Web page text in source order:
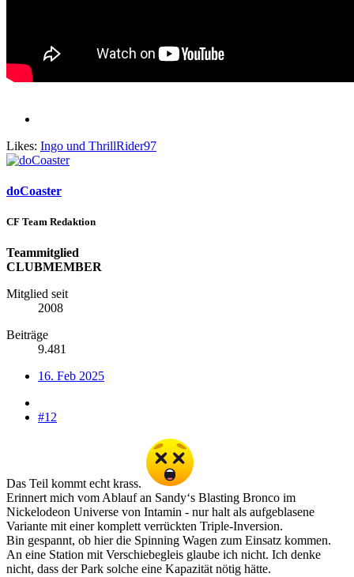
Likes: Ingo und ThrillRider97
doCoaster
CF Team Redaktion
Teammitglied
CLUBMEMBER
Mitglied seit
2008
Beiträge
9.481
16. Feb 2025
#12
Das Teil kommt echt krass.
Erinnert mich vom Ablauf an Sandy‘s Blasting Bronco im
Nickelodeon Universe von Intamin - nur halt als aufgeblasene
Variante mit einer komplett verrückten Triple-Inversion.
Bin gespannt, ob hier die Spinning Wagen zum Einsatz kommen.
An eine Station mit Verschiebegleis glaube ich nicht. Ich denke
nicht, dass der Park solche eine Kapazität nötig hätte.